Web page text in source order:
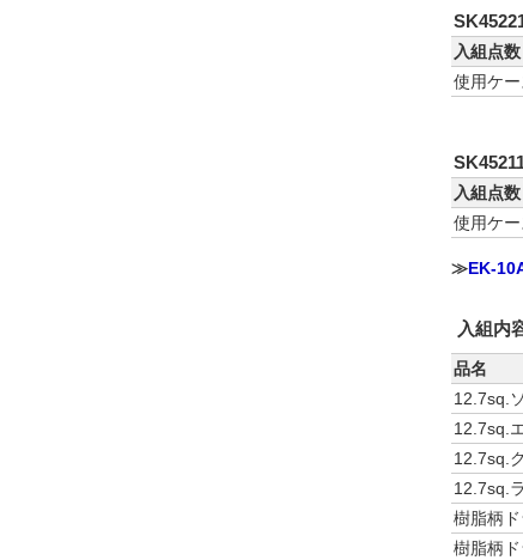
入組点
使用ケー
入組点
使用ケー
≫EK-
入組内
品名
12.7sq.
12.7sq.
12.7sq.
12.7sq.
樹脂柄
樹脂柄